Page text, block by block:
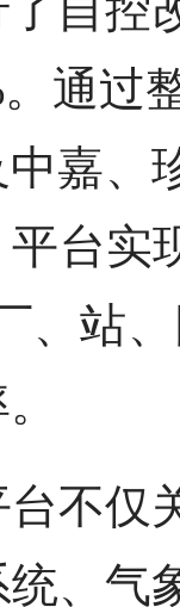
通过
嘉、
台实
、站
不仅
、气